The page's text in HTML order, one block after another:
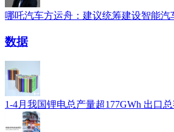
哪吒汽车方运舟：建议统筹建设智能汽
数据
1-4月我国锂电总产量超177GWh 出口